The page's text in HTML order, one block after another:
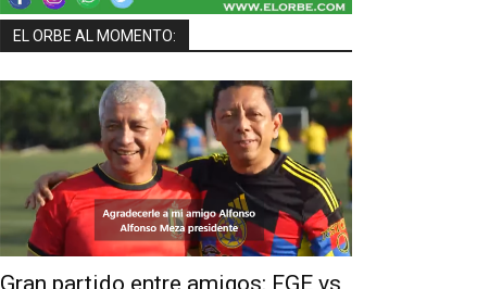
EL ORBE AL MOMENTO: